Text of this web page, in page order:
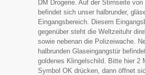
DM Drogerie. Auf der Stirnseite von
befindet sich unser halbrunder,
Eingangsbereich. Diesem
gegenüber steht die Weltzeituhr
sowie nebenan die Polizeiwache.
halbrunden Glaseingangstür
goldenes Klingelschild. Bitte hier 2
Symbol OK drücken, dann öffnet